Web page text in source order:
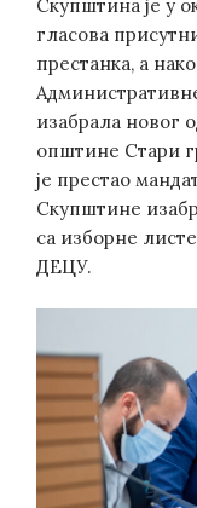
Скупштина је у
гласова
престанка, а
изабрала новог
општине Стари
је престао
Скупштине
са изборне
ДЕЦУ.